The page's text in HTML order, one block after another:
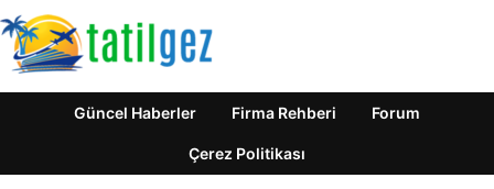
Güncel Haberler Firma Rehberi Forum
Çerez Politikası